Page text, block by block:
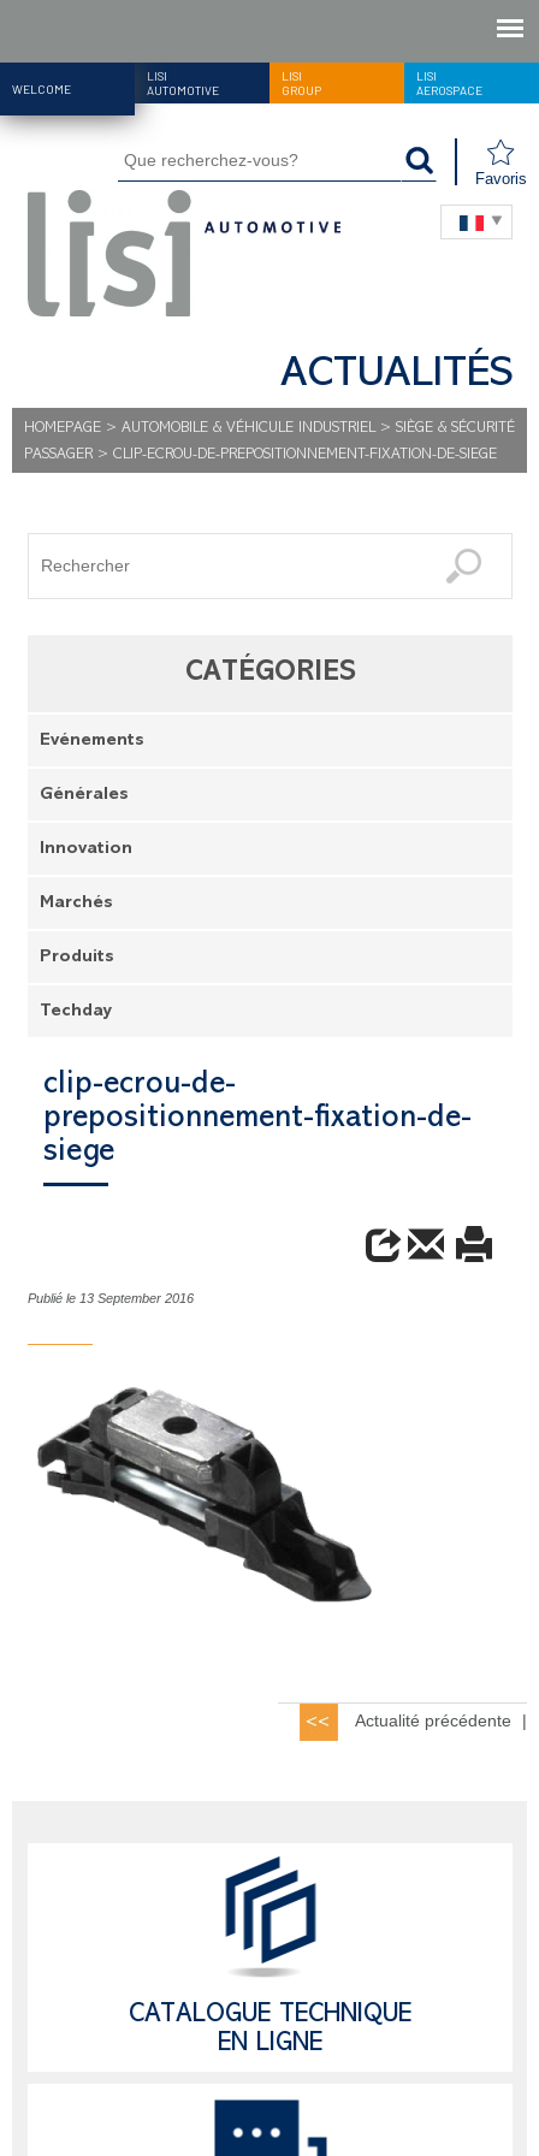
WELCOME
LISI
AUTOMOTIVE
LISI
GROUP
LISI
AEROSPACE
Favoris
ACTUALITÉS
HOMEPAGE > AUTOMOBILE & VÉHICULE INDUSTRIEL> SIÈGE & SÉCURITÉ
PASSAGER > CLIP-ECROU-DE-PREPOSITIONNEMENT-FIXATION-DE-SIEGE
CATÉGORIES
Evénements
Générales
Innovation
Marchés
Produits
Techday
clip-ecrou-de-
prepositionnement-fixation-de-
siege
Publié le 13 September 2016
Actualité précédente |
CATALOGUE TECHNIQUE
EN LIGNE